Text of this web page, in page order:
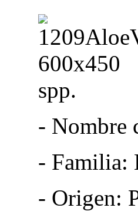
spp.
- Nombre
- Familia:
- Origen: